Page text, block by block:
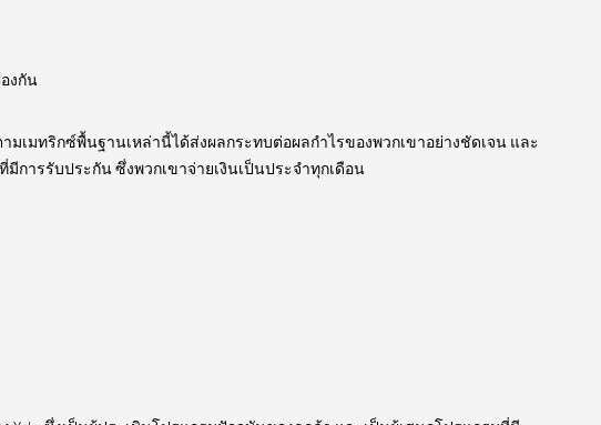
งกัน
มเมทริกซ์พื้นฐานเหล่านี้ได้ส่งผลกระทบต่อผลกำไรของพวกเขาอย่างชัดเจน และ
การรับประกัน ซึ่งพวกเขาจ่ายเงินเป็นประจำทุกเดือน